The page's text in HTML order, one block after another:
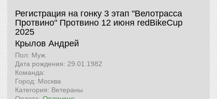
Регистрация на гонку 3 этап "Велотрасса
Протвино" Протвино 12 июня redBikeCup
2025
Крылов Андрей
Пол: Муж.
Дата рождения: 29.01.1982
Команда:
Город: Москва
Категория: Ветераны